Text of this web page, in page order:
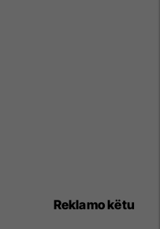
Reklamo këtu